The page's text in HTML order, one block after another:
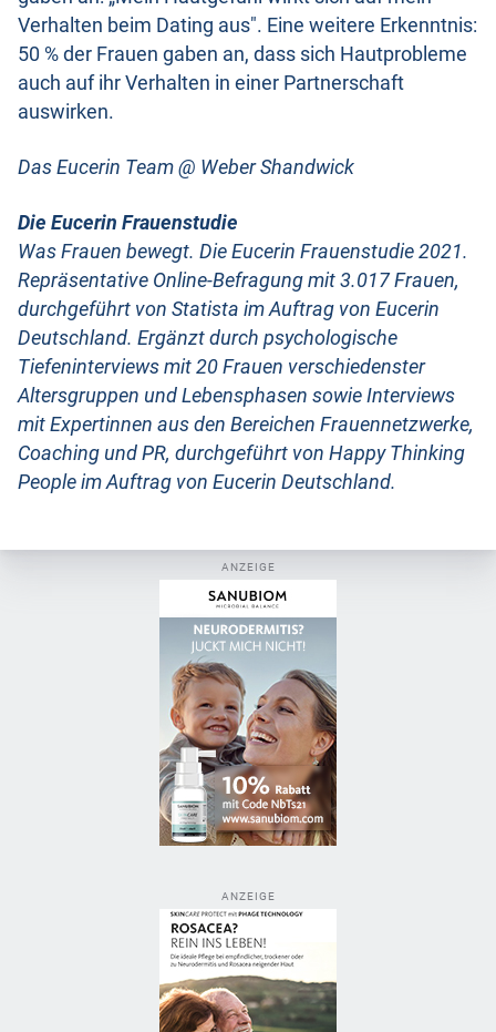
Verhalten beim Dating aus". Eine weitere Erkenntnis:
50 % der Frauen gaben an, dass sich Hautprobleme
auch auf ihr Verhalten in einer Partnerschaft
auswirken.
Das Eucerin Team @ Weber Shandwick
Die Eucerin Frauenstudie
Was Frauen bewegt. Die Eucerin Frauenstudie 2021.
Repräsentative Online-Befragung mit 3.017 Frauen,
durchgeführt von Statista im Auftrag von Eucerin
Deutschland. Ergänzt durch psychologische
Tiefeninterviews mit 20 Frauen verschiedenster
Altersgruppen und Lebensphasen sowie Interviews
mit Expertinnen aus den Bereichen Frauennetzwerke,
Coaching und PR, durchgeführt von Happy Thinking
People im Auftrag von Eucerin Deutschland.
ANZEIGE
ANZEIGE